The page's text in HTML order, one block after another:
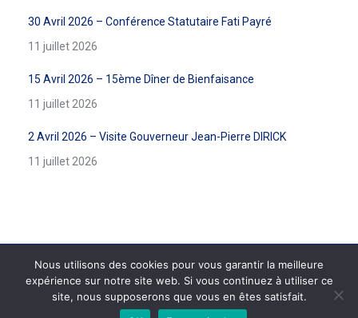
30 Avril 2026 – Conférence Statutaire Fati Payré
11 juillet 2026
15 Avril 2026 – 15ème Dîner de Bienfaisance
11 juillet 2026
2 Avril 2026 – Visite Gouverneur Jean-Pierre DIRICK
11 juillet 2026
www.rotary-beausoleil.org - Site réalisé par l'agence web
informatiques.com
Nous utilisons des cookies pour vous garantir la meilleure
expérience sur notre site web. Si vous continuez à utiliser ce
site, nous supposerons que vous en êtes satisfait.